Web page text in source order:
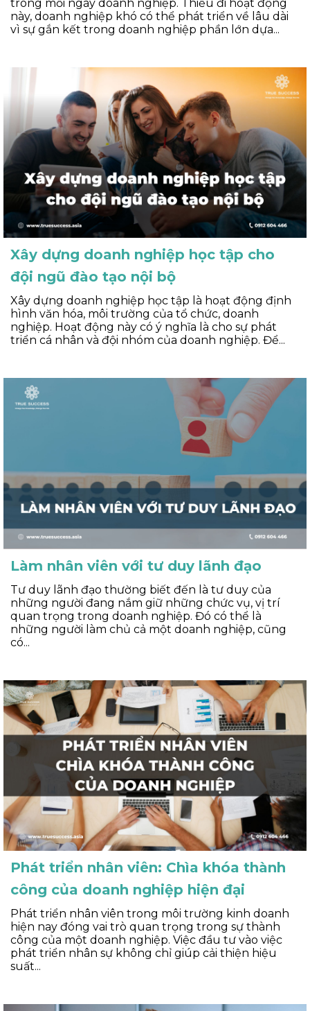
trong mỗi ngày doanh nghiệp. Thiếu đi hoạt động
này, doanh nghiệp khó có thể phát triển về lâu dài
vì sự gắn kết trong doanh nghiệp phần lớn dựa...
Xây dựng doanh nghiệp học tập cho
đội ngũ đào tạo nội bộ
Xây dựng doanh nghiệp học tập là hoạt động định
hình văn hóa, môi trường của tổ chức, doanh
nghiệp. Hoạt động này có ý nghĩa là cho sự phát
triển cá nhân và đội nhóm của doanh nghiệp. Để...
Làm nhân viên với tư duy lãnh đạo
Tư duy lãnh đạo thường biết đến là tư duy của
những người đang nắm giữ những chức vụ, vị trí
quan trọng trong doanh nghiệp. Đó có thể là
những người làm chủ cả một doanh nghiệp, cũng
có...
Phát triển nhân viên: Chìa khóa thành
công của doanh nghiệp hiện đại
Phát triển nhân viên trong môi trường kinh doanh
hiện nay đóng vai trò quan trọng trong sự thành
công của một doanh nghiệp. Việc đầu tư vào việc
phát triển nhân sự không chỉ giúp cải thiện hiệu
suất...